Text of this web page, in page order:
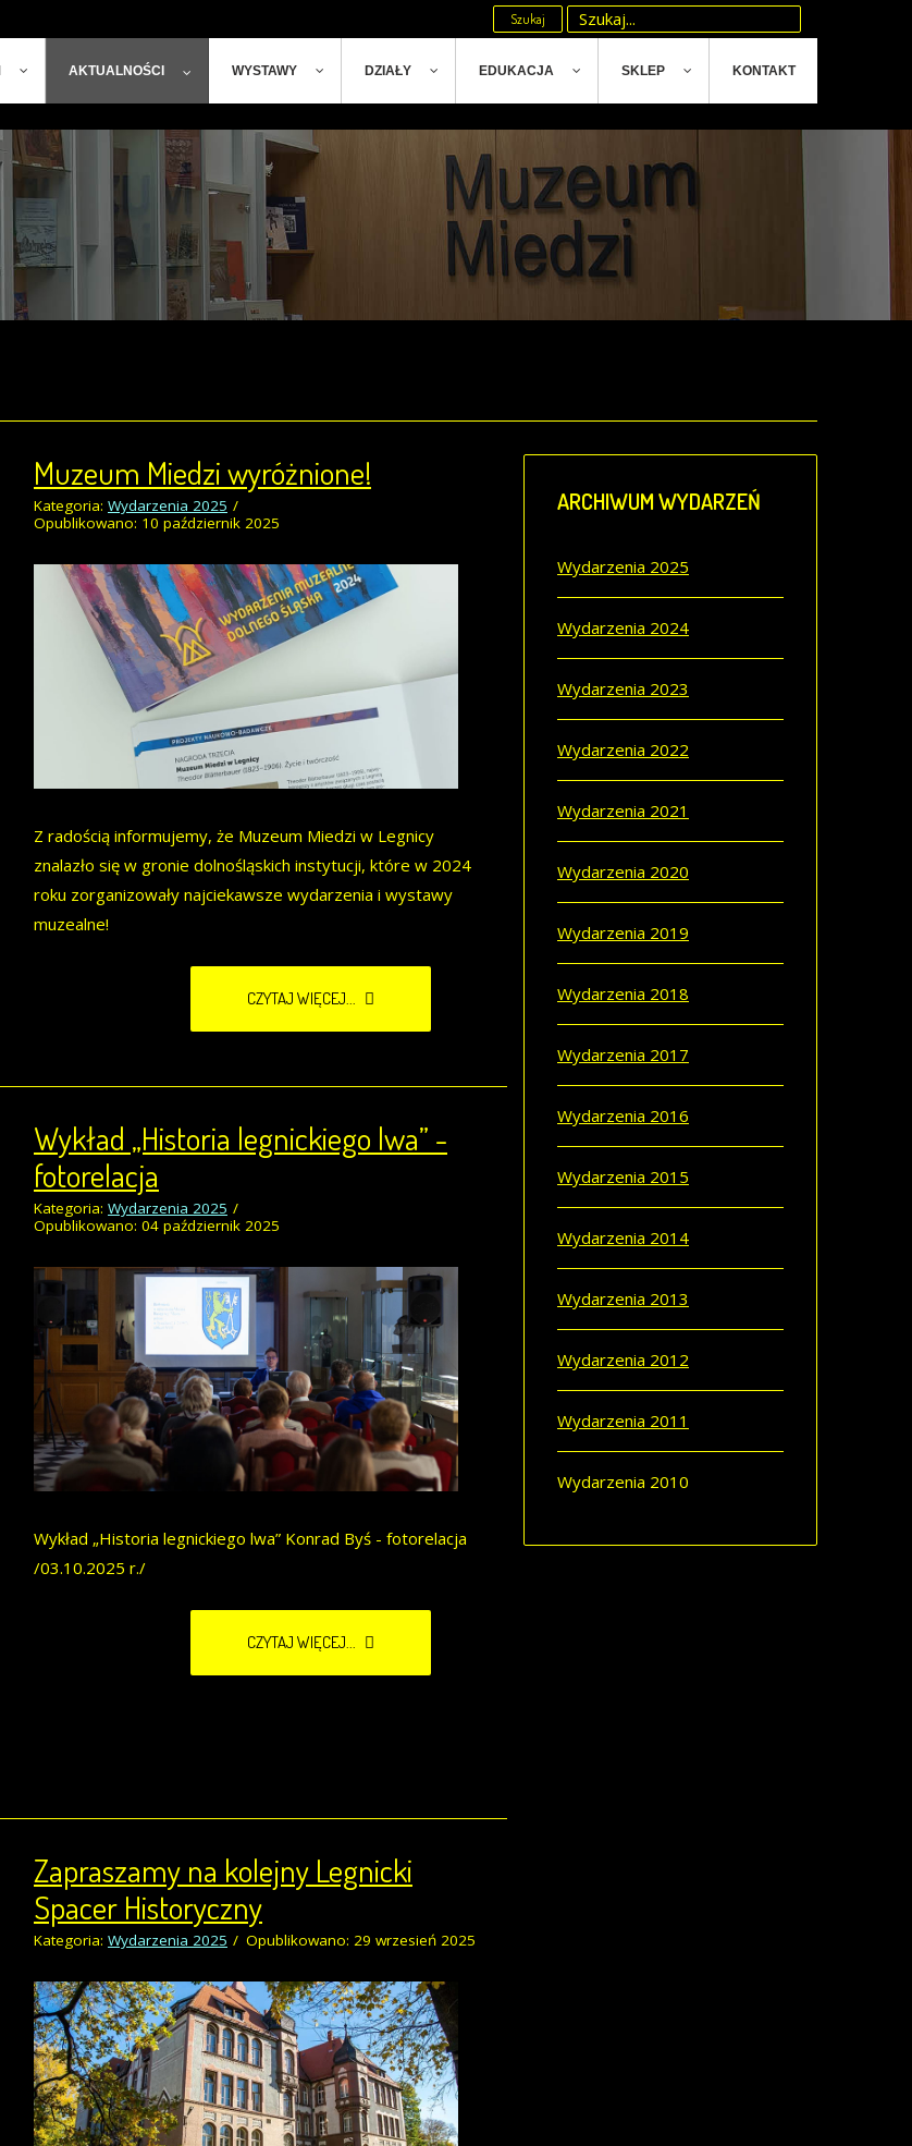
Szukaj
AKTUALNOŚCI WYSTAWY DZIAŁY EDUKACJA SKLEP KONTAKT
Muzeum Miedzi wyróżnione!
Kategoria: Wydarzenia 2025
Opublikowano: 10 październik 2025
Z radością informujemy, że Muzeum Miedzi w Legnicy
znalazło się w gronie dolnośląskich instytucji, które w 2024
roku zorganizowały najciekawsze wydarzenia i wystawy
muzealne!
CZYTAJ WIĘCEJ...
Wykład „Historia legnickiego lwa” -
fotorelacja
Kategoria: Wydarzenia 2025
Opublikowano: 04 październik 2025
Wykład „Historia legnickiego lwa” Konrad Byś - fotorelacja
/03.10.2025 r./
CZYTAJ WIĘCEJ...
Zapraszamy na kolejny Legnicki
Spacer Historyczny
Kategoria: Wydarzenia 2025 Opublikowano: 29 wrzesień 2025
ARCHIWUMWYDARZEŃ
Wydarzenia 2025
Wydarzenia 2024
Wydarzenia 2023
Wydarzenia 2022
Wydarzenia 2021
Wydarzenia 2020
Wydarzenia 2019
Wydarzenia 2018
Wydarzenia 2017
Wydarzenia 2016
Wydarzenia 2015
Wydarzenia 2014
Wydarzenia 2013
Wydarzenia 2012
Wydarzenia 2011
Wydarzenia 2010